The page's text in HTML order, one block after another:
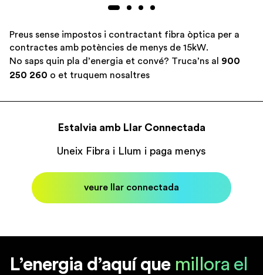
Preus sense impostos i contractant fibra òptica per a
contractes amb potències de menys de 15kW.
No saps quin pla d’energia et convé? Truca’ns al 900
250 260 o et truquem nosaltres
Estalvia amb Llar Connectada
Uneix Fibra i Llum i paga menys
veure llar connectada
L’energia d’aquí que millora el